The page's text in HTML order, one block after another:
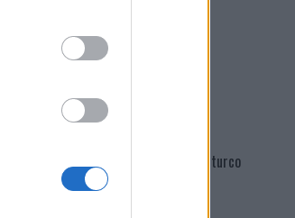
Martina Agostina Diturco